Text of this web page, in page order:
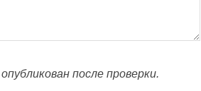
после проверки.